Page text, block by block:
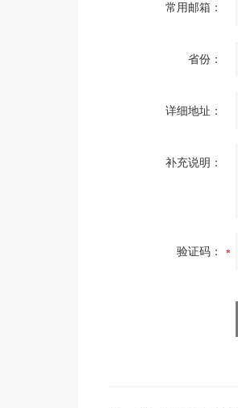
常用邮箱：
省份：
详细地址：
补充说明：
验证码：